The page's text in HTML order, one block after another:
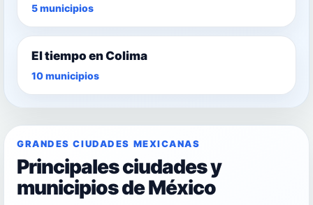
5 municipios
El tiempo en Colima
10 municipios
GRANDES CIUDADES MEXICANAS
Principales ciudades y
municipios de México